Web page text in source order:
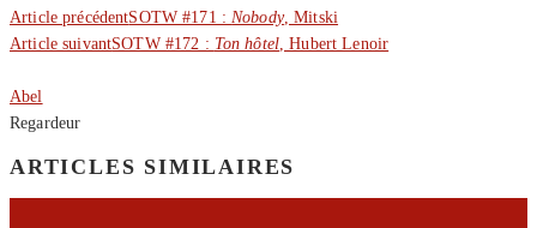
Article précédentSOTW #171 :Nobody, Mitski
Article suivantSOTW #172 : Ton hôtel, Hubert Lenoir
Abel
Regardeur
ARTICLES SIMILAIRES